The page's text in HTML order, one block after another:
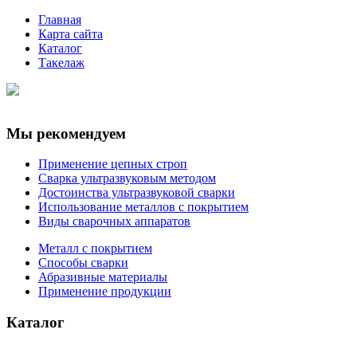
Главная
Карта сайта
Каталог
Такелаж
Мы рекомендуем
Применение цепных строп
Сварка ультразвуковым методом
Достоинства ультразвуковой сварки
Использование металлов с покрытием
Виды сварочных аппаратов
Металл с покрытием
Способы сварки
Абразивные материалы
Применение продукции
Каталог